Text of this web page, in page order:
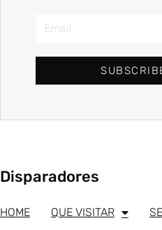
Disparadores
HOME QUE VISITAR